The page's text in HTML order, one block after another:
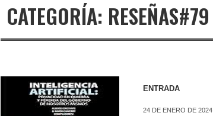
CATEGORÍA: RESEÑAS#79
ENTRADA
24 DE ENERO DE 2024